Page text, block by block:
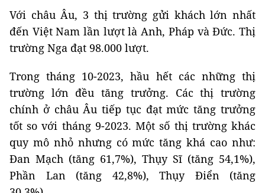
Với châu Âu, 3 thị trường gửi khách lớn nhất
đến Việt Nam lần lượt là Anh, Pháp và Đức. Thị
trường Nga đạt 98.000 lượt.
Trong tháng 10-2023, hầu hết các những thị
trường lớn đều tăng trưởng. Các thị trường
chính ở châu Âu tiếp tục đạt mức tăng trưởng
tốt so với tháng 9-2023. Một số thị trường khác
quy mô nhỏ nhưng có mức tăng khá cao như:
Đan Mạch (tăng 61,7%), Thụy Sĩ (tăng 54,1%),
Phần Lan (tăng 42,8%), Thụy Điển (tăng